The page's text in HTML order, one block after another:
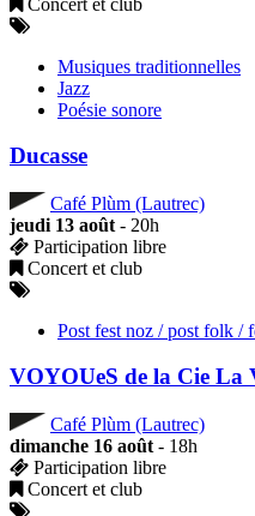
Musiques traditionnelles
Jazz
Poésie sonore
Ducasse
Café Plùm (Lautrec)
jeudi 13 août - 20h
Participation libre
Concert et club
Post fest noz / post folk /
VOYOUeS de la Cie La
Café Plùm (Lautrec)
dimanche 16 août - 18h
Participation libre
Concert et club